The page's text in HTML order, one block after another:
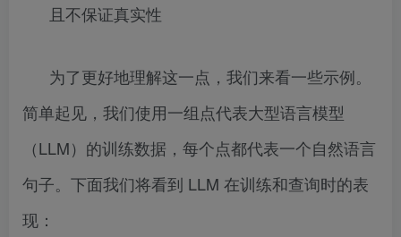
且不保证真实性
为了更好地理解这一点，我们来看一些示例。
简单起见，我们使用一组点代表大型语言模型
（LLM）的训练数据，每个点都代表一个自然语言
句子。下面我们将看到 LLM 在训练和查询时的表
现：